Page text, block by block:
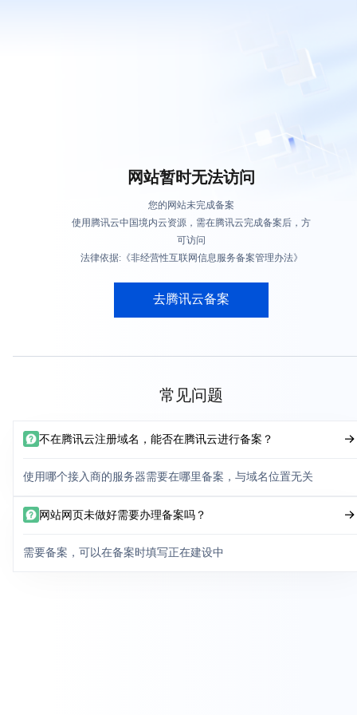
网站暂时无法访问
您的网站未完成备案
使用腾讯云中国境内云资源，需在腾讯云完成备案后，方
可访问
法律依据:《非经营性互联网信息服务备案管理办法》
去腾讯云备案
常见问题
不在腾讯云注册域名，能否在腾讯云进行备案？
使用哪个接入商的服务器需要在哪里备案，与域名位置无关
网站网页未做好需要办理备案吗？
需要备案，可以在备案时填写正在建设中